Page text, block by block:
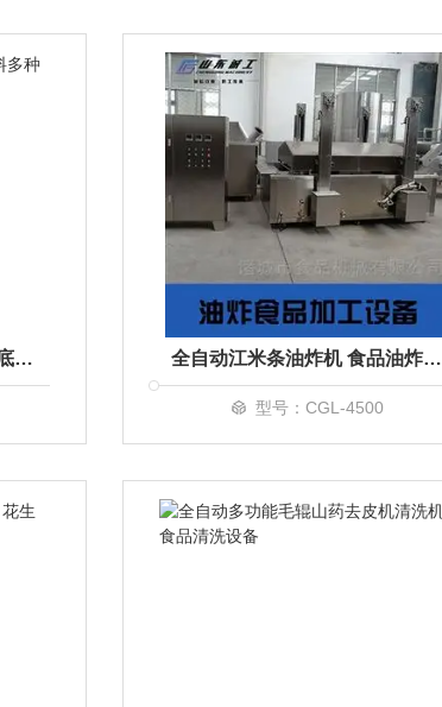
大型学校食堂用炒菜机 火锅底料多种炒锅 全自动江米条油炸机 食品油炸设备
型号：CGL-4500